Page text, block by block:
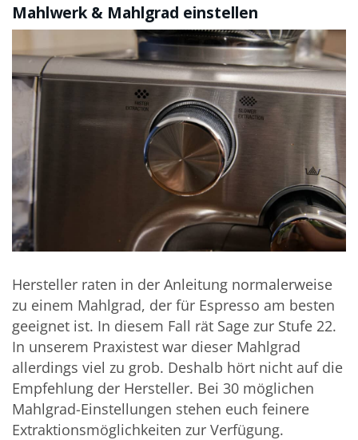
Mahlwerk & Mahlgrad einstellen
Hersteller raten in der Anleitung normalerweise
zu einem Mahlgrad, der für Espresso am besten
geeignet ist. In diesem Fall rät Sage zur Stufe 22.
In unserem Praxistest war dieser Mahlgrad
allerdings viel zu grob. Deshalb hört nicht auf die
Empfehlung der Hersteller. Bei 30 möglichen
Mahlgrad-Einstellungen stehen euch feinere
Extraktionsmöglichkeiten zur Verfügung.